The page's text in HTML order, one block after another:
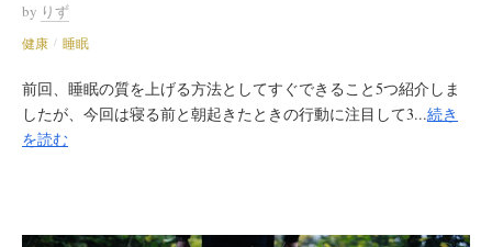
by りず
健康 / 睡眠
前回、睡眠の質を上げる方法としてすぐできること5つ紹介しま
したが、今回は寝る前と朝起きたときの行動に注目して3...続き
を読む